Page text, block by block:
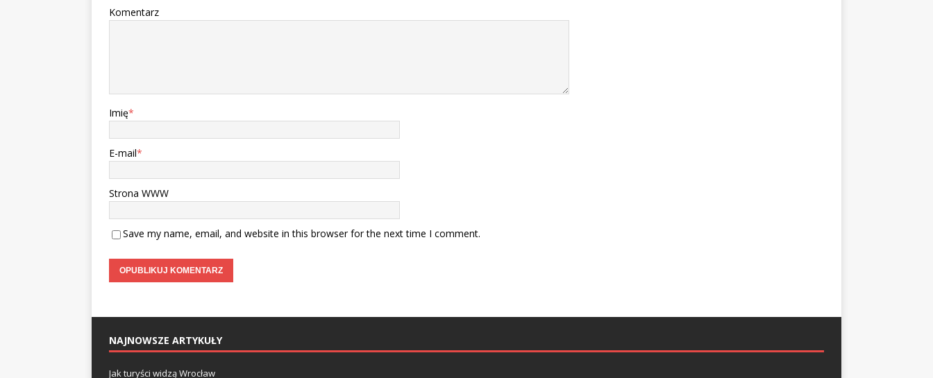
Komentarz
Imię*
E-mail*
Strona WWW
Save my name, email, and website in this browser for the next time I comment.
NAJNOWSZE ARTYKUŁY
Jak turyści widzą Wrocław